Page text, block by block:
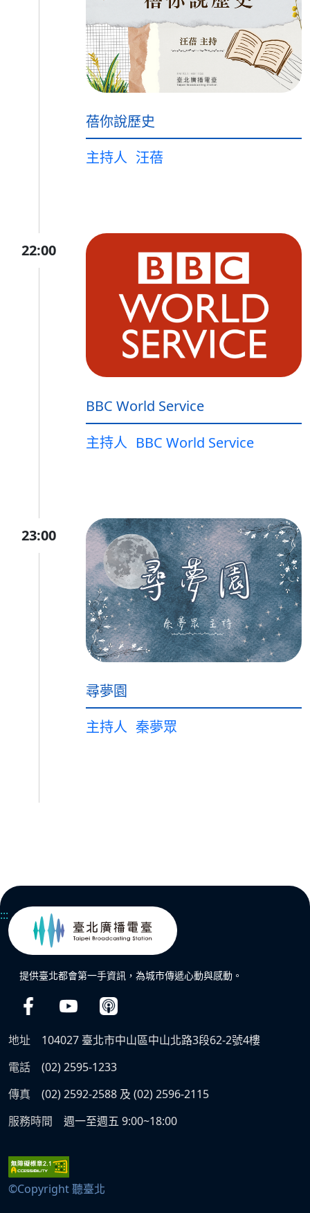
蓓你說歷史
主持人 汪蓓
22:00
BBC World Service
主持人 BBC World Service
23:00
尋夢園
主持人 秦夢眾
:::
提供臺北都會第一手資訊，為城市傳遞心動與感動。
地址
104027 臺北市中山區中山北路3段62-2號4樓
電話
(02) 2595-1233
傳真
(02) 2592-2588 及 (02) 2596-2115
服務時間
週一至週五 9:00~18:00
©Copyright 聽臺北